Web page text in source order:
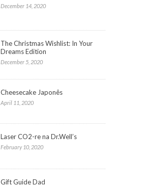
December 14, 2020
The Christmas Wishlist: In Your
Dreams Edition
December 5, 2020
Cheesecake Japonês
April 11, 2020
Laser CO2-re na Dr.Well’s
February 10, 2020
Gift Guide Dad